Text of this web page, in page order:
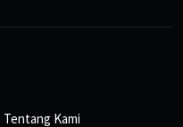
Tentang Kami